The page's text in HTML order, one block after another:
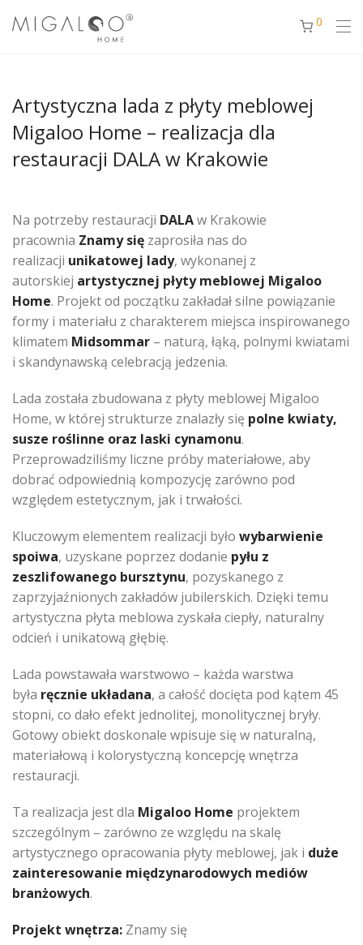
0
Artystyczna lada z płyty meblowej
Migaloo Home – realizacja dla
restauracji DALA w Krakowie
Na potrzeby restauracji DALAw Krakowie
pracownia Znamy się zaprosiła nas do
realizacji unikatowej lady, wykonanej z
autorskiej artystycznej płyty meblowej Migaloo
Home. Projekt od początku zakładał silne powiązanie
formy i materiału z charakterem miejsca inspirowanego
klimatem Midsommar – naturą, łąką, polnymi kwiatami
i skandynawską celebracją jedzenia.
Lada została zbudowana z płyty meblowej Migaloo
Home, w której strukturze znalazły się polne kwiaty,
susze roślinne oraz laski cynamonu.
Przeprowadziliśmy liczne próby materiałowe, aby
dobrać odpowiednią kompozycję zarówno pod
względem estetycznym, jak i trwałości.
Kluczowym elementem realizacji było wybarwienie
spoiwa, uzyskane poprzez dodanie pyłu z
zeszlifowanego bursztynu, pozyskanego z
zaprzyjaźnionych zakładów jubilerskich. Dzięki temu
artystyczna płyta meblowa zyskała ciepły, naturalny
odcień i unikatową głębię.
Lada powstawała warstwowo – każda warstwa
była ręcznie układana, a całość docięta pod kątem 45
stopni, co dało efekt jednolitej, monolitycznej bryły.
Gotowy obiekt doskonale wpisuje się w naturalną,
materiałową i kolorystyczną koncepcję wnętrza
restauracji.
Ta realizacja jest dla Migaloo Home projektem
szczególnym – zarówno ze względu na skalę
artystycznego opracowania płyty meblowej, jak i duże
zainteresowanie międzynarodowych mediów
branżowych.
Projekt wnętrza: Znamy się